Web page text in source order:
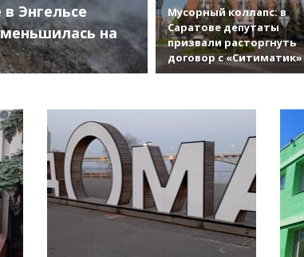
Энгельсе
на
Мусорный коллапс: в
Саратове депутаты
призвали расторгнуть
договор с «Ситиматик»